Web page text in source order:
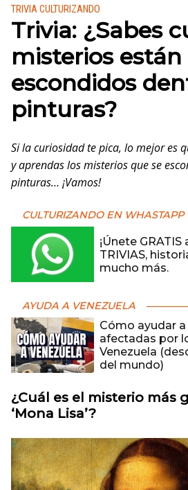
Publicado en:
TRIVIA CULTURIZANDO
Trivia: ¿Sabes
misterios están
escondidos
pinturas?
Si la curiosidad te pica, lo mejor es
y aprendas los misterios que se
pinturas… ¡Vamos!
CULTURIZANDO EN WHASTAPP
¡Únete
TRIVIAS,
mucho más.
AYUDA A VENEZUELA
Cómo ayudar
afectadas por
Venezuela
del mundo)
¿Cuál es el misterio más
‘Mona Lisa’?